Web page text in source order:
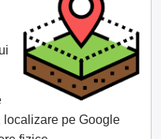
pe Google